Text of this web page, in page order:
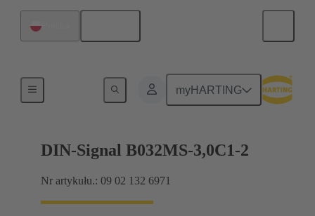
myHARTING
Połączenie między płytą-matką a płytą-córką
DIN-Signal B032MS-3,0C1-2
Nr artykułu.: 09 02 132 6971